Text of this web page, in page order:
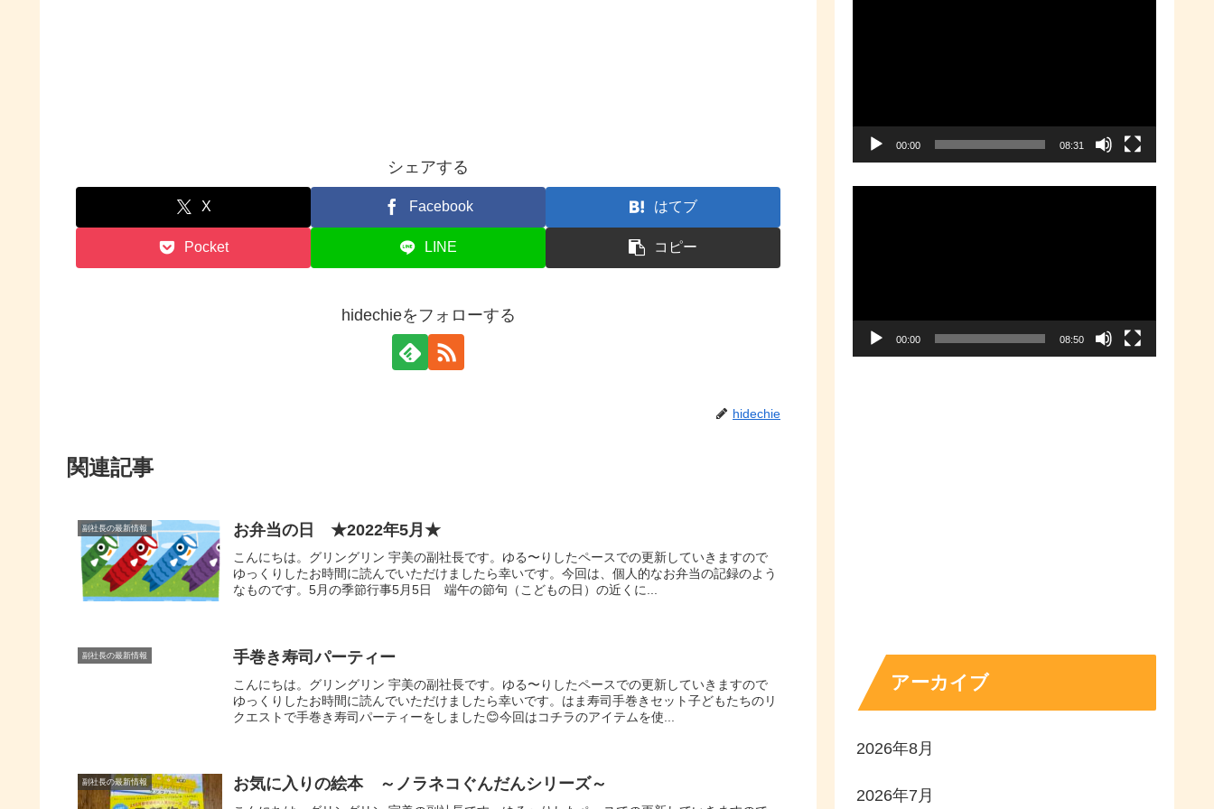
シェアする
X Facebook はてブ
Pocket LINE コピー
hidechieをフォローする
hidechie
関連記事
副社長の最新情報 お弁当の日 ★2022年5月★
こんにちは。グリングリン 宇美の副社長です。ゆる〜りしたペースでの更新していきますので
ゆっくりしたお時間に読んでいただけましたら幸いです。今回は、個人的なお弁当の記録のよう
なものです。5月の季節行事5月5日 端午の節句（こどもの日）の近くに...
副社長の最新情報 手巻き寿司パーティー
こんにちは。グリングリン 宇美の副社長です。ゆる〜りしたペースでの更新していきますので
ゆっくりしたお時間に読んでいただけましたら幸いです。はま寿司手巻きセット子どもたちのリ
クエストで手巻き寿司パーティーをしました😊今回はコチラのアイテムを使...
副社長の最新情報 お気に入りの絵本 ～ノラネコぐんだんシリーズ～
00:00 08:31
00:00 08:50
アーカイブ
2026年8月
2026年7月